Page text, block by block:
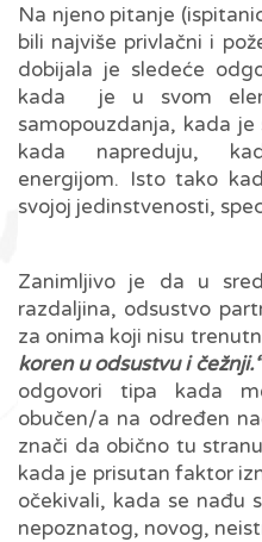
Na njeno pitanje
bili najviše privlačni i
dobijala je sledeće
kada je u svom
samopouzdanja, kada
kada napreduju,
energijom. Isto tako
svojoj jedinstvenosti,
Zanimljivo je da u
razdaljina, odsustvo
za onima koji nisu
koren u odsustvu i čežnji.“
odgovori tipa kada
obučen/a na određen
znači da obično tu
kada je prisutan faktor
očekivali, kada se nađu
nepoznatog, novog,